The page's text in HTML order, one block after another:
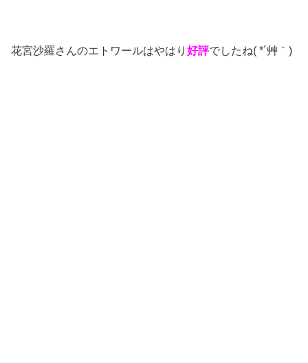
花宮沙羅さんのエトワールはやはり 好評でしたね( *´艸｀)